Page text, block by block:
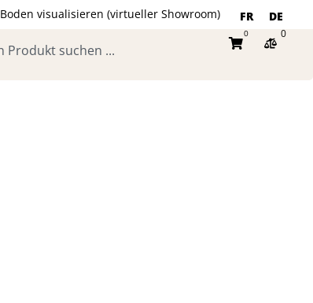
FR DE
Boden visualisieren (virtueller Showroom)
0
Warenkorb
0